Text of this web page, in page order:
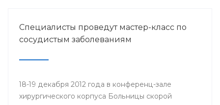
медицинской помощи населению.
Специалисты проведут мастер-класс по
сосудистым заболеваниям
18-19 декабря 2012 года в конференц-зале
хирургического корпуса Больницы скорой